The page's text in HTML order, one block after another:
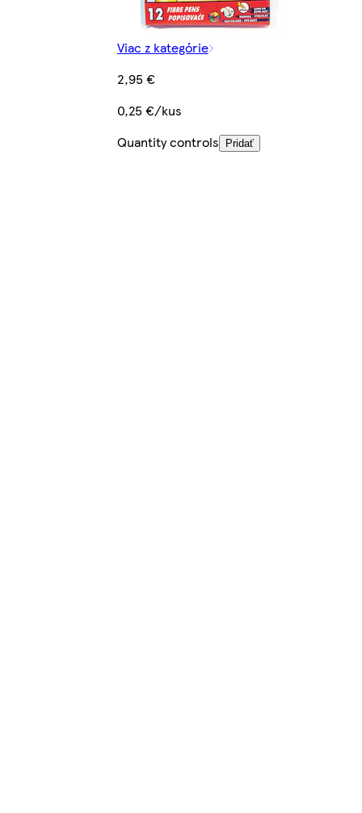
Viac z kategórie
2,95 €
0,25 €/kus
Quantity controls
Pridať